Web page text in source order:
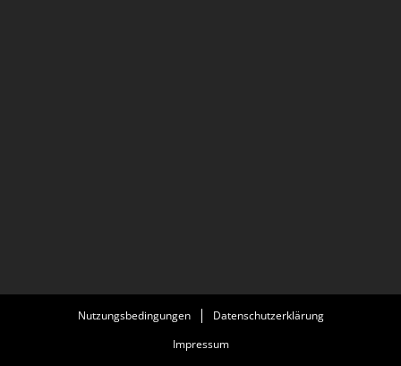
Nutzungsbedingungen
Datenschutzerklärung
Impressum